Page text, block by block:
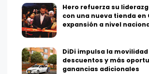
Hero refuerza su
con una nueva tienda en
expansión a nivel
DiDi impulsa la
descuentos y más
ganancias adicionales